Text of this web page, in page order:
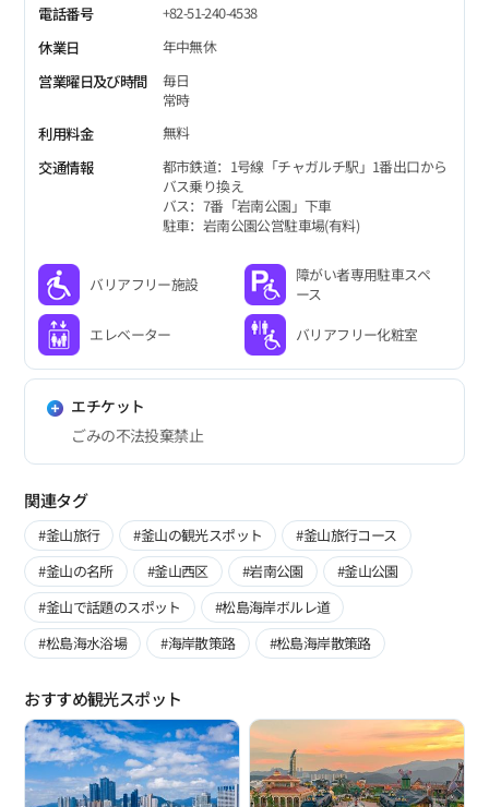
電話番号
+82-51-240-4538
休業日
年中無休
営業曜日及び時間
毎日
常時
利用料金
無料
交通情報
都市鉄道：1号線「チャガルチ駅」1番出口から
バス乗り換え
バス：7番「岩南公園」下車
駐車：岩南公園公営駐車場(有料)
バリアフリー施設
障がい者専用駐車スペ
ース
エレベーター
バリアフリー化粧室
エチケット
ごみの不法投棄禁止
関連タグ
#釜山旅行 #釜山の観光スポット
#釜山旅行コース
#釜山の名所
#釜山西区 #岩南公園
#釜山公園
#釜山で話題のスポット
#松島海岸ボルレ道
#松島海水浴場
#海岸散策路 #松島海岸散策路
おすすめ観光スポット